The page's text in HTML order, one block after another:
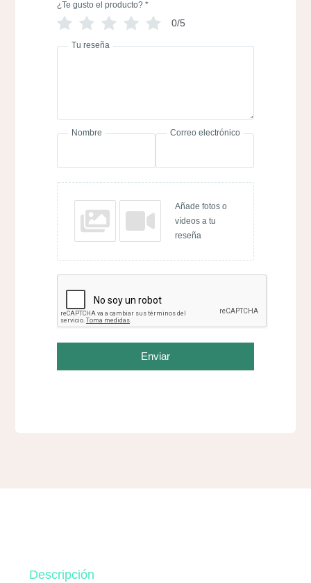
¿Te gusto el producto? *
0/5
Tu reseña
Nombre Correo electrónico
Añade fotos o
vídeos a tu
reseña
Enviar
Descripción